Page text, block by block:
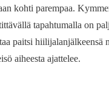
kohti parempaa.
tapahtumalla on
paitsi hiilijalanjälkeensä
aiheesta ajattelee.